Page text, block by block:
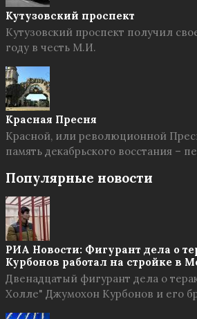
Кутузовский проспект
Кутузовский проспект получил
году в честь М.И.
Красная Пресня
Красной, или революционной
память декабрьского восстания –
Популярные новости
РИА Новости: Фигурант дела о
Курбонов работал на стройке в
Двенадцатый фигурант дела о
Холле" Джумохон Курбонов и его